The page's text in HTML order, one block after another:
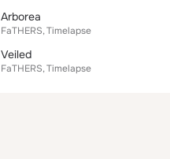
Arborea
FaTHERS Timelapse
Veiled
FaTHERS Timelapse